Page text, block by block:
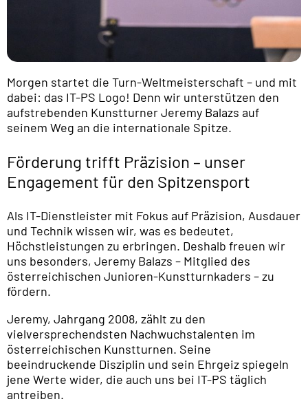
Morgen startet die Turn-Weltmeisterschaft – und mit
dabei: das IT-PS Logo! Denn wir unterstützen den
aufstrebenden Kunstturner Jeremy Balazs auf
seinem Weg an die internationale Spitze.
Förderung trifft Präzision – unser
Engagement für den Spitzensport
Als IT-Dienstleister mit Fokus auf Präzision, Ausdauer
und Technik wissen wir, was es bedeutet,
Höchstleistungen zu erbringen. Deshalb freuen wir
uns besonders, Jeremy Balazs – Mitglied des
österreichischen Junioren-Kunstturnkaders – zu
fördern.
Jeremy, Jahrgang 2008, zählt zu den
vielversprechendsten Nachwuchstalenten im
österreichischen Kunstturnen. Seine
beeindruckende Disziplin und sein Ehrgeiz spiegeln
jene Werte wider, die auch uns bei IT-PS täglich
antreiben.